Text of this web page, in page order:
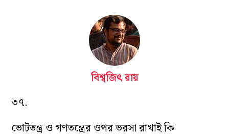
বিশ্বজিৎ রায়
৩৭.
ভোটতন্ত্র ও গণতন্ত্রের ওপর ভরসা রাখাই কি